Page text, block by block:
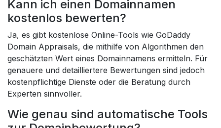
Kann ich einen Domainnamen
kostenlos bewerten?
Ja, es gibt kostenlose Online-Tools wie GoDaddy
Domain Appraisals, die mithilfe von Algorithmen den
geschätzten Wert eines Domainnamens ermitteln. Für
genauere und detailliertere Bewertungen sind jedoch
kostenpflichtige Dienste oder die Beratung durch
Experten sinnvoller.
Wie genau sind automatische Tools